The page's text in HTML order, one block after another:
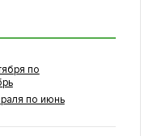
по
по июнь